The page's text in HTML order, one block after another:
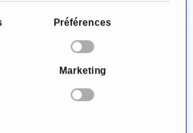
Préférences
Marketing
coordination des
Parkinson n’est
d’autres pouvant être à